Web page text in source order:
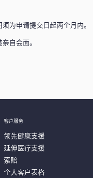
为申请提交日起两个月内。
自会面。
客户服务
领先健康支援
延伸医疗支援
索赔
个人客户表格